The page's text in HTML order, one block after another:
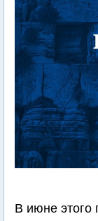
В июне этого